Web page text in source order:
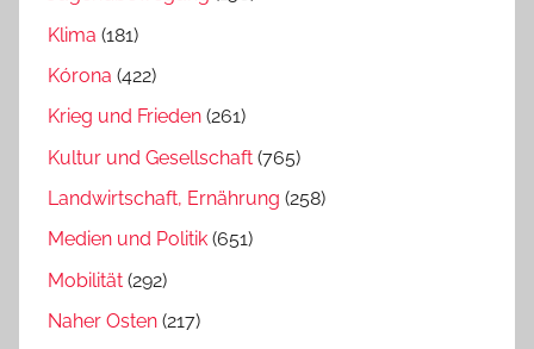
Klima (181)
Kórona (422)
Krieg und Frieden (261)
Kultur und Gesellschaft (765)
Landwirtschaft, Ernährung (258)
Medien und Politik (651)
Mobilität (292)
Naher Osten (217)